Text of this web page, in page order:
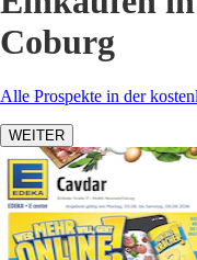
Coburg
Alle Prospekte in der
WEITER